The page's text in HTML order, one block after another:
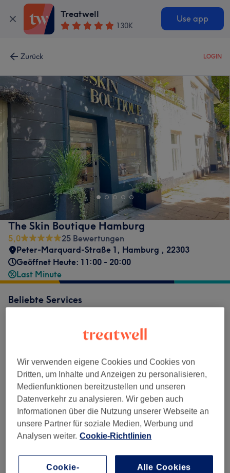
Treatwell
130K
Use app
Zurück LOGIN
The Skin Boutique Hamburg
5,0
25 Bewertungen
Peter-Marquard-Straße 1, Hamburg , 22303
Geöffnet Heute: 11:00 - 20:00
Last Minute
Beliebte Services
Details anzeigen Spare bis zu 5%
Korean Lash Lifting
45 Min.
Details anzeigen
80,75 €
Spare bis zu 5%
Auswählen
Korean Lash Lifting
1 Std.Details anzeigen
ab 80,75 €
Spare bis zu 5%
Auswählen
New Skin Client
1 Std.Details anzeigen
ab 147,25 €
Spare bis zu 5%
Auswählen
Alle Services
Wir verwenden eigene Cookies und Cookies von
Dritten, um Inhalte und Anzeigen zu personalisieren,
Medienfunktionen bereitzustellen und unseren
Datenverkehr zu analysieren. Wir geben auch
Informationen über die Nutzung unserer Webseite an
unsere Partner für soziale Medien, Werbung und
Analysen weiter. Cookie-Richtlinien
Cookie-
Alle Cookies